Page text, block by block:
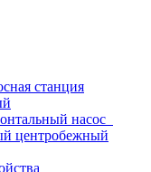
станция
насос
центробежный